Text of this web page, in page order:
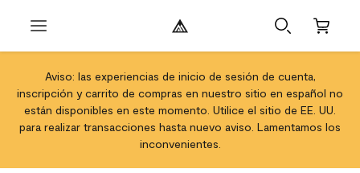
Aviso: las experiencias de inicio de sesión de cuenta,
inscripción y carrito de compras en nuestro sitio en español no
están disponibles en este momento. Utilice el sitio de EE. UU.
para realizar transacciones hasta nuevo aviso. Lamentamos los
inconvenientes.